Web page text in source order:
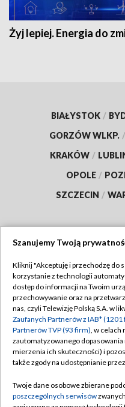
Żyj lepiej. Energia do
BIAŁYSTOK /
GORZÓW WLKP. /
KRAKÓW /
OPOLE /
SZCZECIN /
Abonament TVP
Emisja w TVP
Centrum informacji TVP
Naziemna Telewizja
Rada Programowa
Szanujemy Twoją
Kliknij "Akceptuję i przechodzę do
korzystanie z technologii
dostęp do informacji na Twoim
przechowywanie oraz na
nas, czyli Telewizję Polską S.A. w
Zaufanych Partnerów z IAB* (1201
Partnerów TVP (93 firm), w celach
zautomatyzowanego
mierzenia ich skuteczności) i
także zgody na udostępnianie
Twoje dane osobowe zbierane
poszczególnych serwisów